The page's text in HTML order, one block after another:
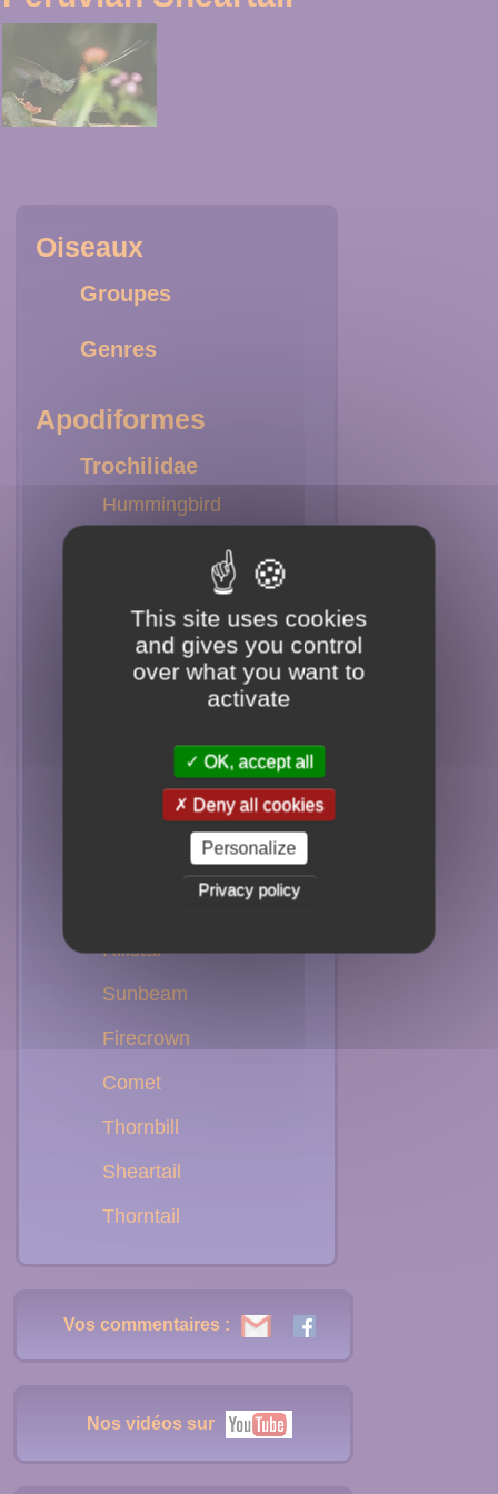
Oiseaux
Groupes
Genres
Apodiformes
Trochilidae
Hummingbird
Violet Ear
Plovercrest
Sapphire
Emerald
Woodnymph
Hillstar
Sunbeam
Firecrown
Comet
Thornbill
Sheartail
Thorntail
Vos commentaires :
Nos vidéos sur
This site uses cookies
and gives you control
over what you want to
activate
OK, accept all
Deny all cookies
Personalize
Privacy policy